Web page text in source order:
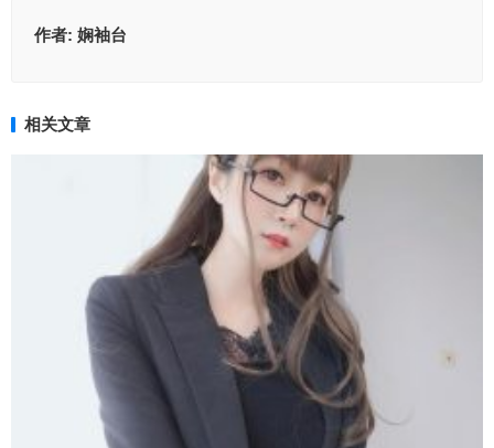
作者: 娴袖台
相关文章